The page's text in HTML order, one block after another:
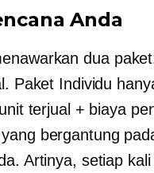
Anda
dua
Paket Individu
terjual + biaya
bergantung
Artinya, setiap